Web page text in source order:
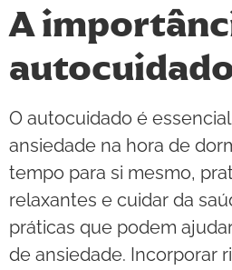
A
O autocuidado é
ansiedade na hora de
tempo para si mesmo,
relaxantes e cuidar da
práticas que podem
de ansiedade. Incorporar